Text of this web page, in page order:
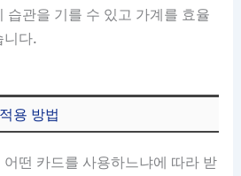
습관을 기를 수 있고 가계를 효율
니다.
용 방법
떤 카드를 사용하느냐에 따라 받